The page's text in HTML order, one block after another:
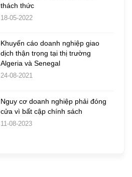
thách thức
18-05-2022
Khuyến cáo doanh nghiệp giao
dịch thận trọng tại thị trường
Algeria và Senegal
24-08-2021
Nguy cơ doanh nghiệp phải đóng
cửa vì bất cập chính sách
11-08-2023